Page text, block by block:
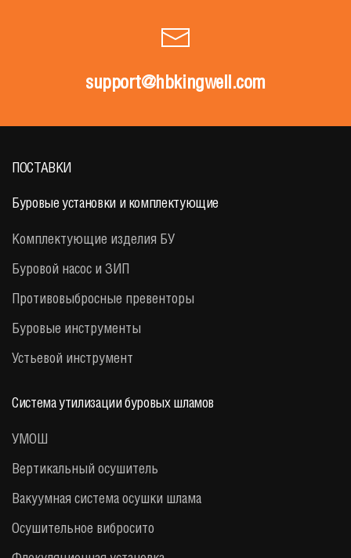
support@hbkingwell.com
ПОСТАВКИ
Буровые установки и комплектующие
Комплектующие изделия БУ
Буровой насос и ЗИП
Противовыбросные превенторы
Буровые инструменты
Устьевой инструмент
Система утилизации буровых шламов
УМОШ
Вертикальный осушитель
Вакуумная система осушки шлама
Осушительное вибросито